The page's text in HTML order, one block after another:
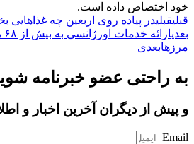
خود اختصاص داده است.
قبلیقبلیدر پیاده روی اربعین چه غذاهایی
بعدی
مرز‌هابعدی
به راحتی عضو خبرنامه
و پیش از دیگران آخرین اخبار و
Email